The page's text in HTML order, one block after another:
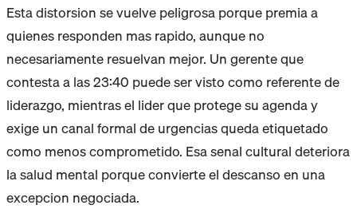
Esta distorsion se vuelve peligrosa porque premia a
quienes responden mas rapido, aunque no
necesariamente resuelvan mejor. Un gerente que
contesta a las 23:40 puede ser visto como referente de
liderazgo, mientras el lider que protege su agenda y
exige un canal formal de urgencias queda etiquetado
como menos comprometido. Esa senal cultural deteriora
la salud mental porque convierte el descanso en una
excepcion negociada.